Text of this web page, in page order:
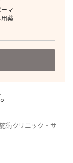
ーマ
用薬
術クリニック・サ